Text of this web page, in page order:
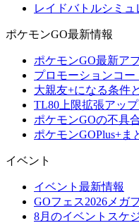
レイドバトルシミュ
ポケモンGO最新情報
ポケモンGO最新ア
プロモーションコー
大親友+になる条件
TL80上限拡張アップ
ポケモンGOの不具
ポケモンGOPlus+ま
イベント
イベント最新情報
GOフェス2026メガ
8月のイベントスケ